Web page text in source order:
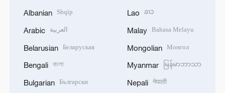
Albanian Shqip
Arabic العربية
Belarusian Беларуская
Bengali বাংলা
Bulgarian Български
Lao ລາວ
Malay Bahasa Melayu
Mongolian Монгол
Myanmar မြန်မာဘာသာ
Nepali नेपाली